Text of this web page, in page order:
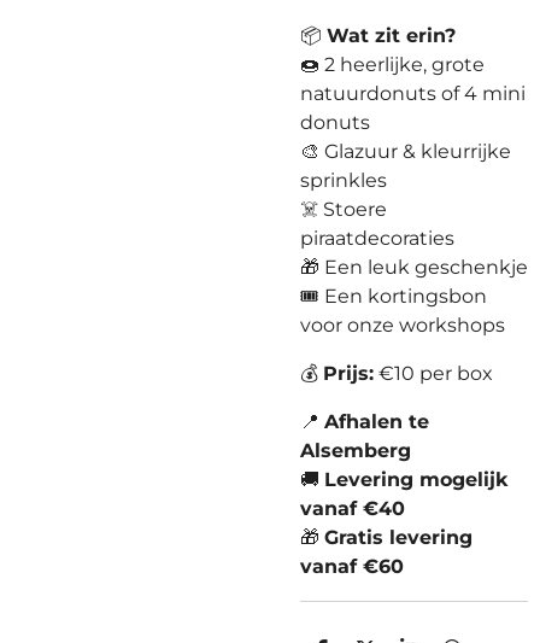
📦 Wat zit erin?
🍩 2 heerlijke, grote
natuurdonuts of 4 mini
donuts
🎨 Glazuur & kleurrijke
sprinkles
☠️ Stoere
piraatdecoraties
🎁 Een leuk geschenkje
🎟️ Een kortingsbon
voor onze workshops
💰 Prijs: €10 per box
📍 Afhalen te
Alsemberg
🚚 Levering mogelijk
vanaf €40
🎁 Gratis levering
vanaf €60